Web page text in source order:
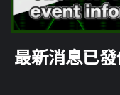
最新消息已